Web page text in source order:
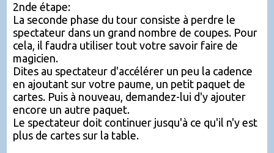
2nde étape:
La seconde phase du tour consiste à perdre le
spectateur dans un grand nombre de coupes. Pour
cela, il faudra utiliser tout votre savoir faire de
magicien.
Dites au spectateur d'accélérer un peu la cadence
en ajoutant sur votre paume, un petit paquet de
cartes. Puis à nouveau, demandez-lui d'y ajouter
encore un autre paquet.
Le spectateur doit continuer jusqu'à ce qu'il n'y est
plus de cartes sur la table.